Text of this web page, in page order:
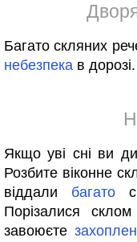
Багато скляних
небезпека в дорозі.
Якщо уві сні ви
Розбите віконне
віддали багато
Порізалися
завоюєте